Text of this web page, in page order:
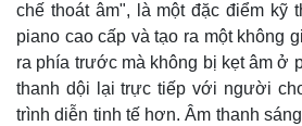
chế thoát âm", là một đặc điểm kỹ
piano cao cấp và tạo ra một không
ra phía trước mà không bị kẹt âm ở
thanh dội lại trực tiếp với người
trình diễn tinh tế hơn. Âm thanh